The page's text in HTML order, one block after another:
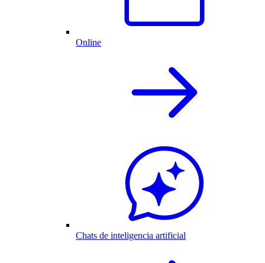
Online
Chats de inteligencia artificial